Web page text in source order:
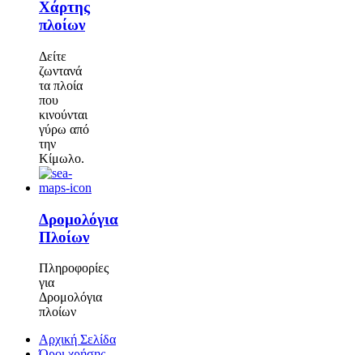
Χάρτης
πλοίων
Δείτε
ζωντανά
τα πλοία
που
κινούνται
γύρω από
την
Κίμωλο.
Δρομολόγια
Πλοίων
Πληροφορίες
για
Δρομολόγια
πλοίων
Αρχική Σελίδα